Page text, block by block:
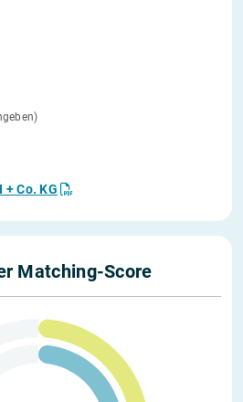
Co. KG
Matching-Score